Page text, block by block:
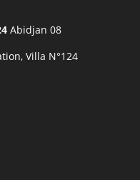
Abidjan 08
Villa N°124